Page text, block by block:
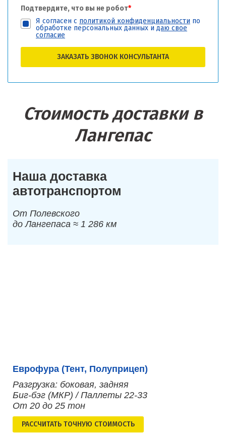
Подтвердите, что вы не робот*
Я согласен с политикой конфиденциальности по
обработке персональных данных и даю свое
согласие
ЗАКАЗАТЬ ЗВОНОК КОНСУЛЬТАНТА
Стоимость доставки в
Лангепас
Наша доставка
автотранспортом
От Полевского
до Лангепаса ≈ 1 286 км
Еврофура (Тент, Полуприцеп)
Разгрузка: боковая, задняя
Биг-бэг (МКР) / Паллеты 22-33
От 20 до 25 тон
РАСCЧИТАТЬ ТОЧНУЮ СТОИМОСТЬ